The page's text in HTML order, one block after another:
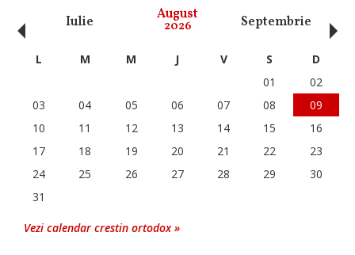
Iulie August
2026 Septembrie
‹ L M M J V S
D
01
02
03
04 05 06 07 08
09
10
11 12 13 14 15
16
17
18 19 20 21 22
23
24
25 26 27 28 29
30
31
Vezi calendar crestin ortodox »